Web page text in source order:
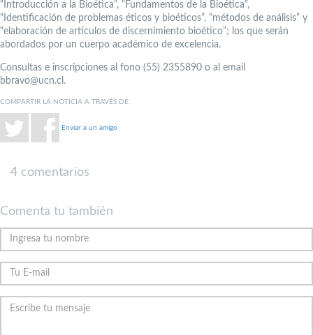
“Introducción a la Bioética”, “Fundamentos de la Bioética”,
“Identificación de problemas éticos y bioéticos”, “métodos de análisis” y
“elaboración de artículos de discernimiento bioético”; los que serán
abordados por un cuerpo académico de excelencia.
Consultas e inscripciones al fono (55) 2355890 o al email
bbravo@ucn.cl.
COMPARTIR LA NOTICIA A TRAVÉS DE:
Enviar a un amigo
4 comentarios
Comenta tu también